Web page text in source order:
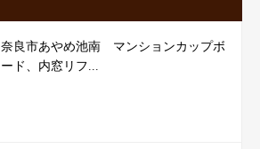
奈良市あやめ池南 マンションカップボ
ード、内窓リフ...